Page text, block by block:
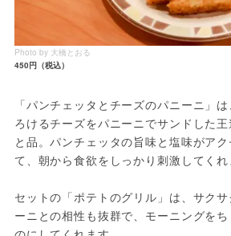
Photo by 大橋とおる
450円（税込）
「パンチェッタとチーズのパニーニ」
ろけるチーズをパニーニでサンドした
と品。パンチェッタの旨味と塩味がア
て、朝から食欲をしっかり刺激してくれ
セットの「ポテトのグリル」は、サク
ーニとの相性も抜群で、モーニングを